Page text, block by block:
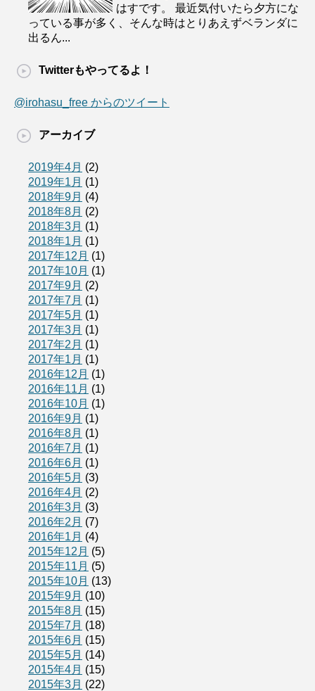
はすです。 最近気付いたら夕方にな
っている事が多く、そんな時はとりあえずベランダに
出るん...
Twitterもやってるよ！
@irohasu_free からのツイート
アーカイブ
2019年4月 (2)
2019年1月 (1)
2018年9月 (4)
2018年8月 (2)
2018年3月 (1)
2018年1月 (1)
2017年12月 (1)
2017年10月 (1)
2017年9月 (2)
2017年7月 (1)
2017年5月 (1)
2017年3月 (1)
2017年2月 (1)
2017年1月 (1)
2016年12月 (1)
2016年11月 (1)
2016年10月 (1)
2016年9月 (1)
2016年8月 (1)
2016年7月 (1)
2016年6月 (1)
2016年5月 (3)
2016年4月 (2)
2016年3月 (3)
2016年2月 (7)
2016年1月 (4)
2015年12月 (5)
2015年11月 (5)
2015年10月 (13)
2015年9月 (10)
2015年8月 (15)
2015年7月 (18)
2015年6月 (15)
2015年5月 (14)
2015年4月 (15)
2015年3月 (22)